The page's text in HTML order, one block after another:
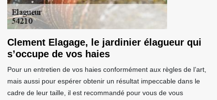
Clement Elagage, le jardinier élagueur qui
s’occupe de vos haies
Pour un entretien de vos haies conformément aux règles de l’art,
mais aussi pour espérer obtenir un résultat impeccable dans le
cadre de leur taille, il est recommandé pour vous de vous